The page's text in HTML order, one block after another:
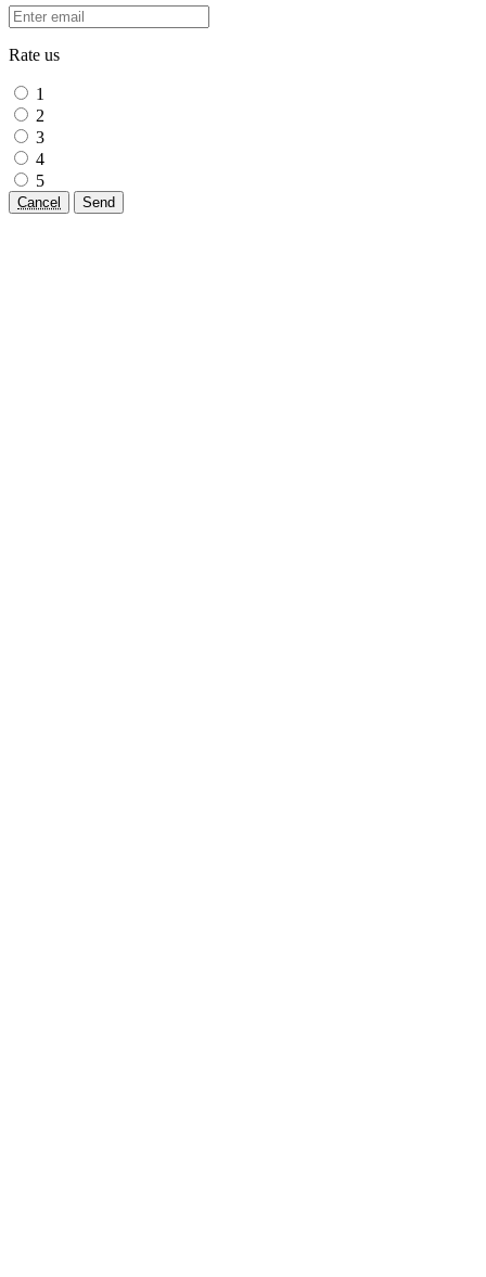
Rate us
1
2
3
4
5
Cancel Send